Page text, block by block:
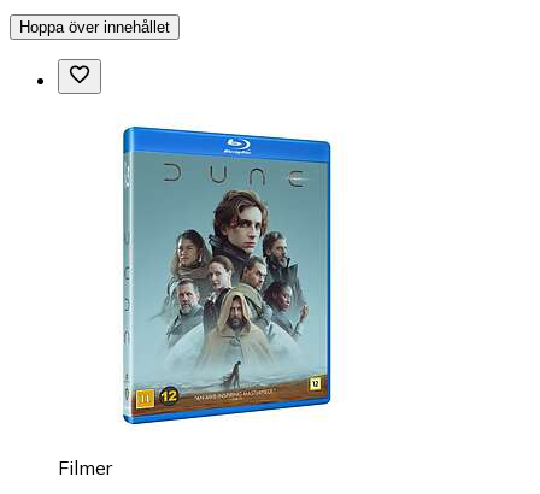
Hoppa över innehållet
Filmer